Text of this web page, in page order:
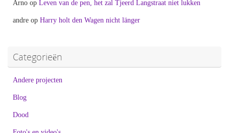
Arno op Leven van de pen, het zal Tjeerd Langstraat niet lukken
andre op Harry holt den Wagen nicht länger
Categorieën
Andere projecten
Blog
Dood